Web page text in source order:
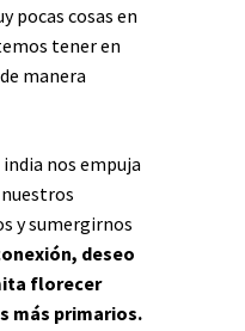
pocas cosas en
tener en
manera
nos empuja
y sumergirnos
deseo
florecer
más primarios.